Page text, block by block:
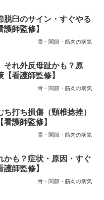
臼のサイン・すぐやる
師監修】
骨・関節・筋肉の病気
それ外反母趾かも？原
看護師監修】
骨・関節・筋肉の病気
打ち損傷（頸椎捻挫）
護師監修】
骨・関節・筋肉の病気
かも？症状・原因・すぐ
師監修】
骨・関節・筋肉の病気